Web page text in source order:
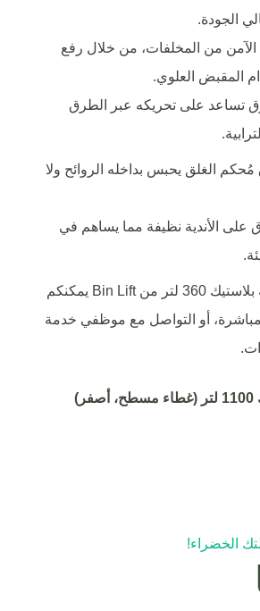
الجودة.
من المخلفات، من خلال رفع
المقبض العلوي.
تساعد على تحريكه عبر الطرق
الغلق يحبس بداخله الروائح ولا
على الأندية نظيفة مما يساهم في
لطلب صندوق قمامة بلاستيك 360 لتر من Bin Lift يمكنكم
أو التواصل مع موظفي خدمة
الخضراء!